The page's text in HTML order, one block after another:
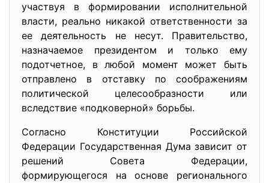
участвуя в формировании исполнительной
власти, реально никакой ответственности за
ее деятельность не несут. Правительство,
назначаемое президентом и только ему
подотчетное, в любой момент может быть
отправлено в отставку по соображениям
политической целесообразности или
вследствие «подковерной» борьбы.
Согласно Конституции Российской
Федерации Государственная Дума зависит от
решений Совета Федерации,
формирующегося на основе регионального